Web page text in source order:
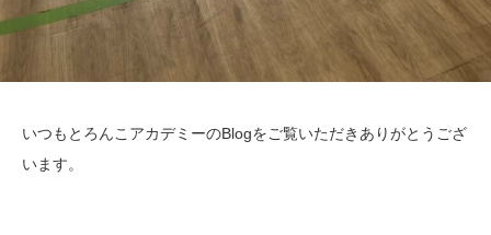
いつもとろんこアカデミーのBlogをご覧いただきありがとうござ
います。